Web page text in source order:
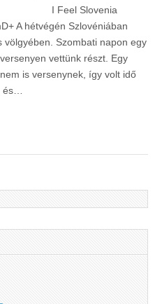
I Feel Slovenia
A hétvégén Szlovéniában
völgyében. Szombati napon egy
vettünk részt. Egy
is versenynek, így volt idő